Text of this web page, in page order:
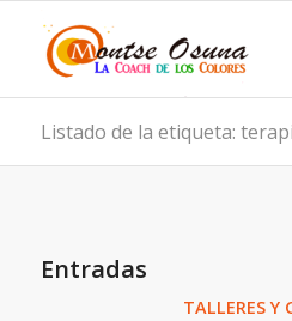
Listado de la etiqueta:
Entradas
TALLERES Y